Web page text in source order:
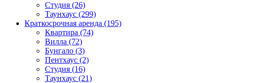
Студия (26)
Таунхаус (299)
Краткосрочная аренда (195)
Квартира (74)
Вилла (72)
Бунгало (3)
Пентхаус (2)
Студия (16)
Таунхаус (21)